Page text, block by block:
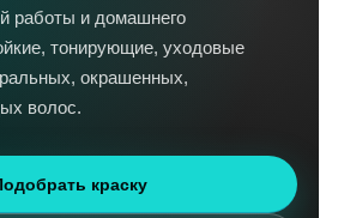
работы и домашнего
тонирующие, уходовые
окрашенных,
волос.
краску